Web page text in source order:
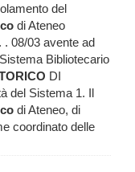
del
di Ateneo
. 08/03 avente ad
Bibliotecario
DI
del Sistema 1. Il
di Ateneo, di
coordinato delle